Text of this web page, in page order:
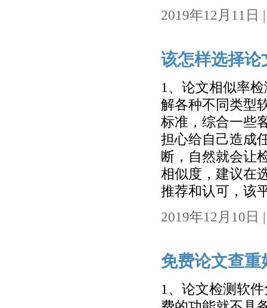
2019年12月11日
该怎样选择论
1、论文相似率
解各种不同类型
标准，综合一些
担心给自己造成
断，自然就会让
相似度，建议在
推荐和认可，该
2019年12月10日
免费论文查重
1、论文检测软